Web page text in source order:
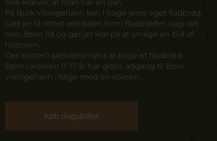
ikke kræver, at man har en ovn.
På Bork Vikingehavn kan I bage jeres eget fladbrød.
Sæt jer til rettet ved bålet, form fladbrødet, bag det
over åben ild og gør jer klar på at smage en bid af
historien.
Det koster 1 aktivitetsmønt at bage et fladbrød.
Børn i alderen 0-17 år har gratis adgang til Bork
Vikingehavn i følge med en voksen.
Køb dagsbillet